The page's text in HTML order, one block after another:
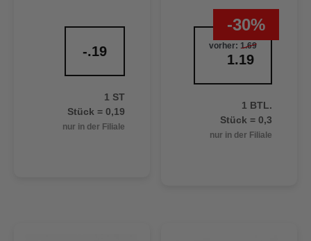
-.19
1 ST
Stück = 0,19
nur in der Filiale
-30%
vorher: 1.69
1.19
1 BTL.
Stück = 0,3
nur in der Filiale